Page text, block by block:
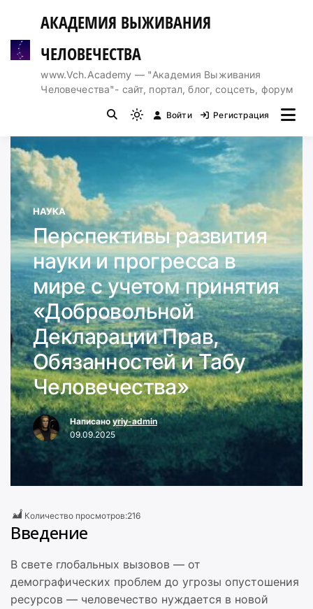
содержимому
АКАДЕМИЯ ВЫЖИВАНИЯ
ЧЕЛОВЕЧЕСТВА
www.Vch.Academy — "Академия Выживания
Человечества"- сайт, портал, блог, соцсеть, форум
Light
mode
to
switch
to
dark)
Войти Регистрация
НАУКА
Перспективы развития
науки и прогресса в
мире с учетом принятия
«Добровольной
Декларации Прав,
Обязанностей и Табу
Человечества»
Написано yriy-admin
09.09.2025
Количество просмотров:216
Введение
В свете глобальных вызовов — от
демографических проблем до угрозы опустошения
ресурсов — человечество нуждается в новой